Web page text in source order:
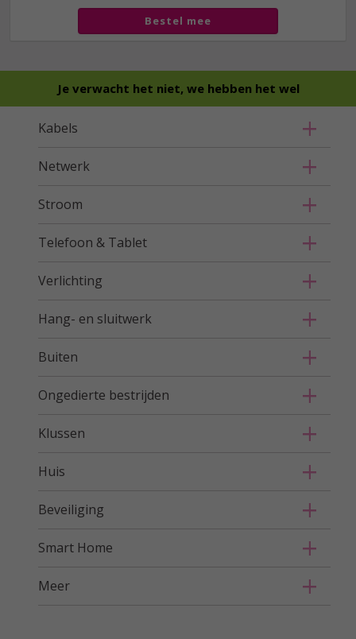
Bestel mee
Je verwacht het niet, we hebben het wel
Kabels
Netwerk
Stroom
Telefoon & Tablet
Verlichting
Hang- en sluitwerk
Buiten
Ongedierte bestrijden
Klussen
Huis
Beveiliging
Smart Home
Meer